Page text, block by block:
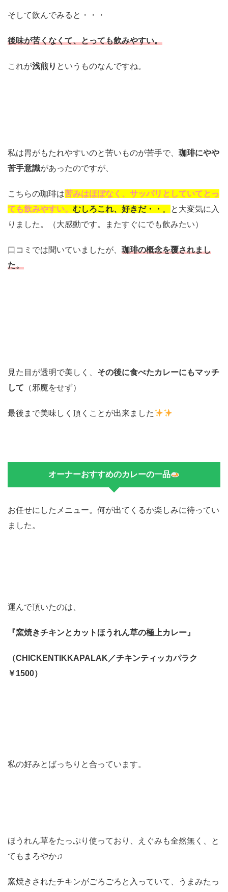
そして飲んでみると・・・
後味が苦くなくて、とっても飲みやすい。
これが浅煎り というものなんですね。
私は胃がもたれやすいのと苦いものが苦手で、 珈琲にやや
苦手意識があったのですが、
こちらの珈琲は苦みはほぼなく、サッパリとしていてとっ
ても飲みやすい。 むしろこれ、好きだ・・ 。
と大変気に入
りました。（大感動です。またすぐにでも飲みたい）
口コミでは聞いていましたが、 珈琲の概念を覆されまし
た。
見た目が透明で美しく、 その後に食べたカレーにもマッチ
して （邪魔をせず）
最後まで美味しく頂くことが出来ました
オーナーおすすめのカレーの一品
お任せにしたメニュー。何が出てくるか楽しみに待ってい
ました。
運んで頂いたのは、
『窯焼きチキンとカットほうれん草の極上カレー』
（CHICKENTIKKAPALAK／チキンティッカパラク
￥1500）
私の好みとばっちりと合っています。
ほうれん草をたっぷり使っており、えぐみも全然無く、と
てもまろやか♫
窯焼きされたチキンがごろごろと入っていて、うまみたっ